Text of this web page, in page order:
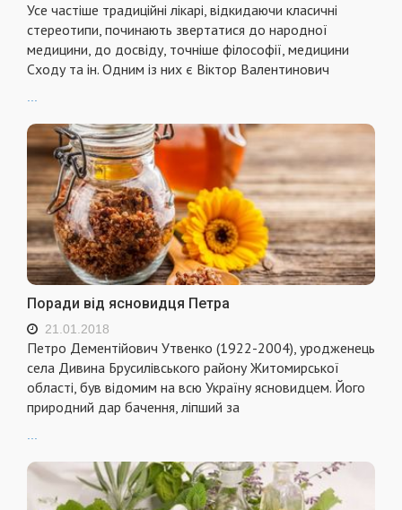
Усе частіше традиційні лікарі, відкидаючи класичні
стереотипи, починають звертатися до народної
медицини, до досвіду, точніше філософії, медицини
Сходу та ін. Одним із них є Віктор Валентинович
Поради від ясновидця Петра
21.01.2018
Петро Дементійович Утвенко (1922-2004), уродженець
села Дивина Брусилівського району Житомирської
області, був відомим на всю Україну ясновидцем. Його
природний дар бачення, ліпший за
...